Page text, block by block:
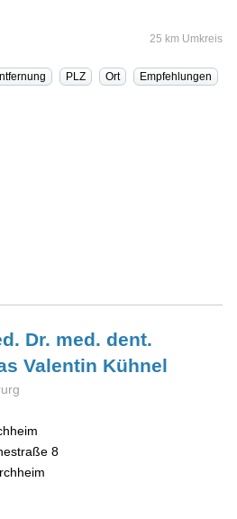
25 km Umkreis
PLZ Ort
Empfehlungen
Dr. med. dent.
Valentin Kühnel
8